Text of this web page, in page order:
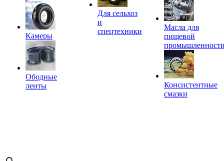
Камеры
Ободные
ленты
Для сельхоз
и
спецтехники
Масла для
пищевой
Консистентные
смазки